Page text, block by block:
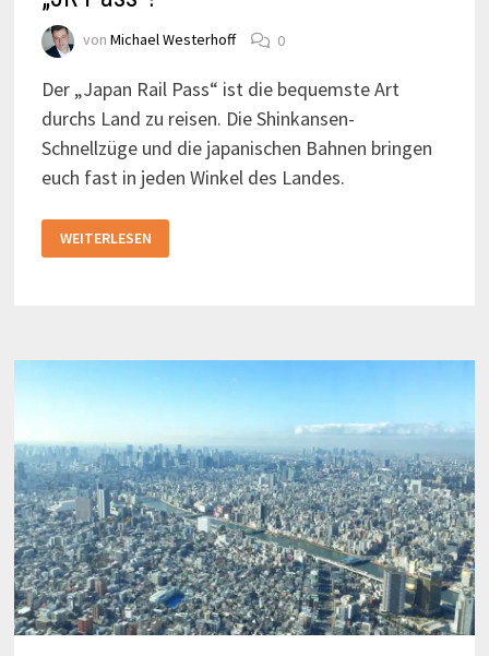
von Michael Westerhoff 0
Der „Japan Rail Pass“ ist die bequemste Art
durchs Land zu reisen. Die Shinkansen-
Schnellzüge und die japanischen Bahnen bringen
euch fast in jeden Winkel des Landes.
FUNKTIONIERT
DER
WEITERLESEN